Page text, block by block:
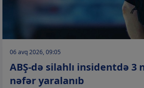
06 avq 2026, 09:05
ABŞ-də silahlı insidentdə 3
nəfər yaralanıb